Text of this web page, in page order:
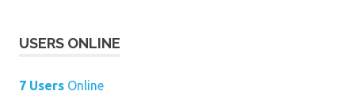
USERS ONLINE
7 Users Online